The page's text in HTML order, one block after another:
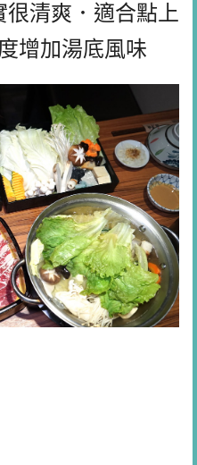
清爽．適合點上
增加湯底風味